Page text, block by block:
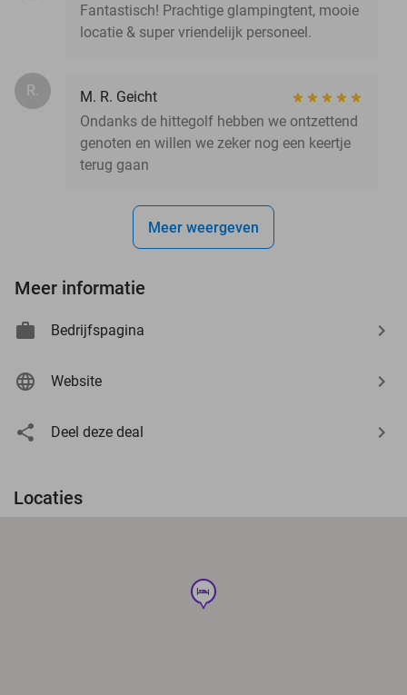
Fantastisch! Prachtige glampingtent, mooie
locatie & super vriendelijk personeel.
R.
M. R. Geicht
Ondanks de hittegolf hebben we ontzettend
genoten en willen we zeker nog een keertje
terug gaan
Meer weergeven
Meer informatie
Bedrijfspagina
Website
Deel deze deal
Locaties
hotel